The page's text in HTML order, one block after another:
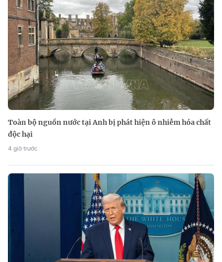
Toàn bộ nguồn nước tại Anh bị phát hiện ô nhiễm hóa chất
độc hại
4 giờ trước